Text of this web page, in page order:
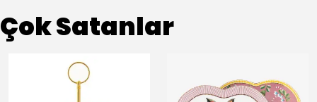
Çok Satanlar